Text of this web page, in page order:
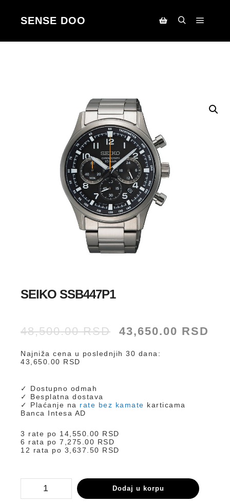
SENSE DOO
SEIKO SSB447P1
48,500.00RSD
Originalna
cena
je
43,650.00 RSD
Najniža cena u poslednjih 30 dana:
43,650.00 RSD
✓ Dostupno odmah
✓ Besplatna dostava
✓ Plaćanje na rate bez kamate karticama
Banca Intesa AD
3 rate po 14,550.00 RSD
6 rata po 7,275.00 RSD
12 rata po 3,637.50 RSD
SSB447P1
količina
Dodaj u korpu